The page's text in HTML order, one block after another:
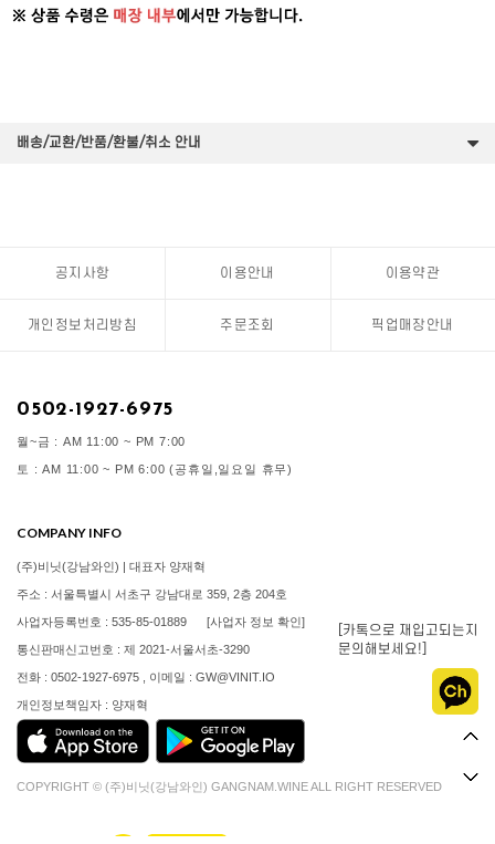
배송/교환/반품/환불/취소 안내
공지사항 이용안내 이용약관
개인정보처리방침 주문조회 픽업매장안내
0502-1927-6975
월~금 : AM 11:00 ~ PM 7:00
토 : AM 11:00 ~ PM 6:00 (공휴일,일요일 휴무)
COMPANY INFO
(주)비닛(강남와인) | 대표자 양재혁
주소 : 서울특별시 서초구 강남대로 359, 2층 204호
사업자등록번호 : 535-85-01889 [사업자 정보 확인]
통신판매신고번호 : 제 2021-서울서초-3290
전화 : 0502-1927-6975 , 이메일 : GW@VINIT.IO
개인정보책임자 : 양재혁
COPYRIGHT © (주)비닛(강남와인) GANGNAM.WINE ALL RIGHT RESERVED
[카톡으로 재입고되는지
문의해보세요!]